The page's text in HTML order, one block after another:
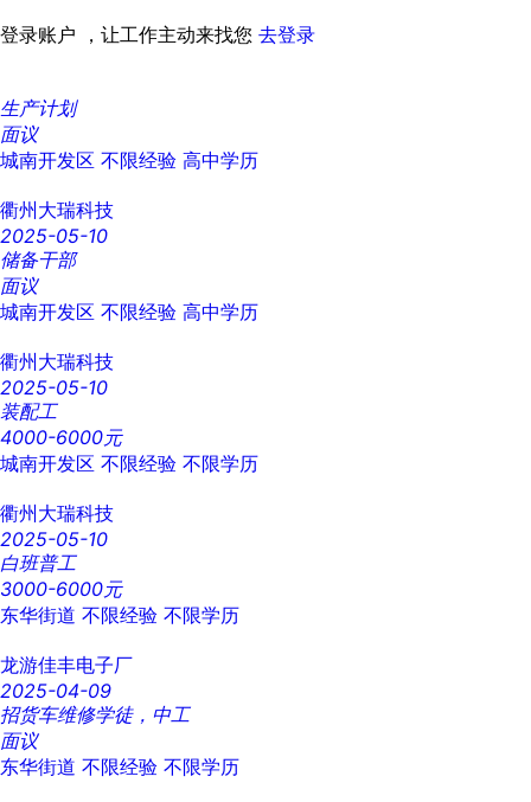
登录账户 ，让工作主动来找您 去登录
生产计划
面议
城南开发区 不限经验 高中学历
衢州大瑞科技
2025-05-10
储备干部
面议
城南开发区 不限经验 高中学历
衢州大瑞科技
2025-05-10
装配工
4000-6000元
城南开发区 不限经验 不限学历
衢州大瑞科技
2025-05-10
白班普工
3000-6000元
东华街道 不限经验 不限学历
龙游佳丰电子厂
2025-04-09
招货车维修学徒，中工
面议
东华街道 不限经验 不限学历